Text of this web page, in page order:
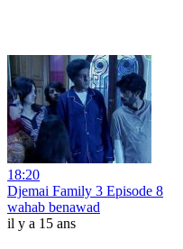
18:20
Djemai Family 3 Episode 8
wahab benawad
il y a 15 ans